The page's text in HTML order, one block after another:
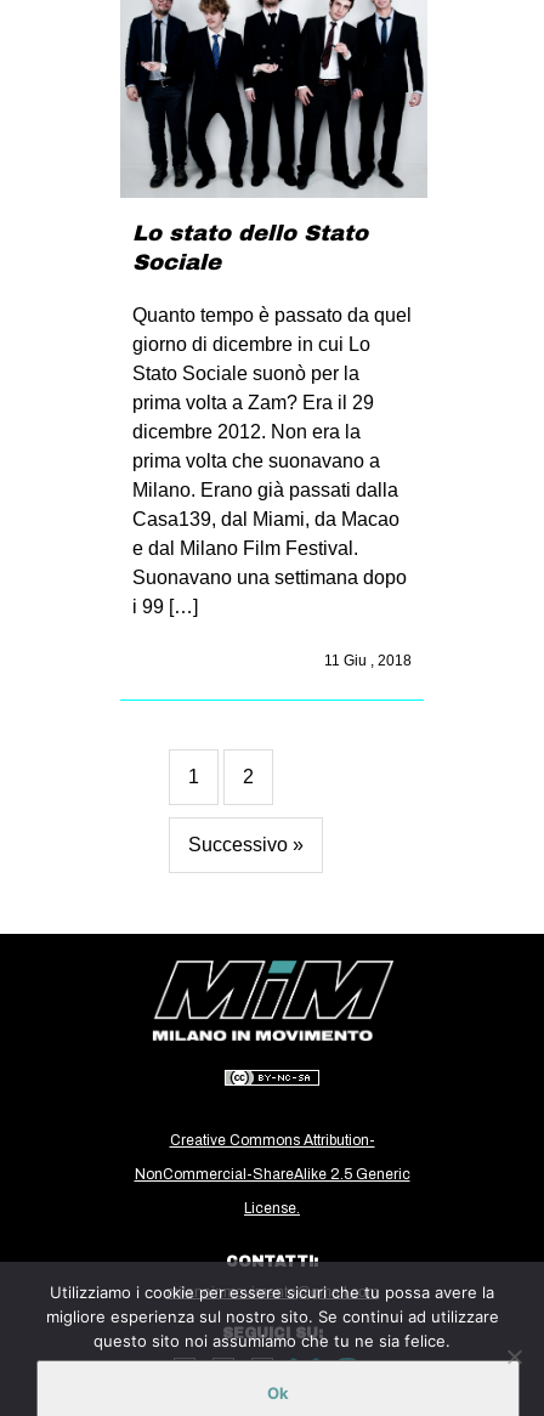
Lo stato dello Stato
Sociale
Quanto tempo è passato da quel
giorno di dicembre in cui Lo
Stato Sociale suonò per la
prima volta a Zam? Era il 29
dicembre 2012. Non era la
prima volta che suonavano a
Milano. Erano già passati dalla
Casa139, dal Miami, da Macao
e dal Milano Film Festival.
Suonavano una settimana dopo
i 99 […]
11 Giu , 2018
1 2
Successivo »
Creative Commons Attribution-
NonCommercial-ShareAlike 2.5 Generic
License.
CONTATTI:
milanoinmovimento@gmail.com
SEGUICI SU:
Utilizziamo i cookie per essere sicuri che tu possa avere la
migliore esperienza sul nostro sito. Se continui ad utilizzare
questo sito noi assumiamo che tu ne sia felice.
Ok